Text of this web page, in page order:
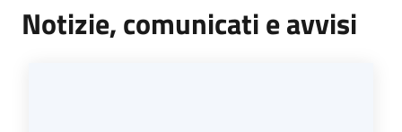
Notizie, comunicati e avvisi